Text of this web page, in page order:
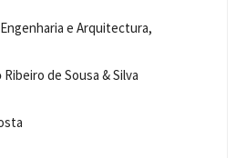
e Arquitectura,
Ribeiro de Sousa & Silva